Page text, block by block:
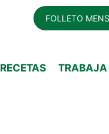
FOLLETO
RECETAS TRABAJA